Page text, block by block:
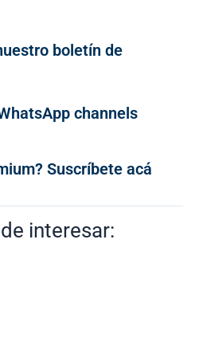
boletín de
channels
Suscríbete acá
interesar: